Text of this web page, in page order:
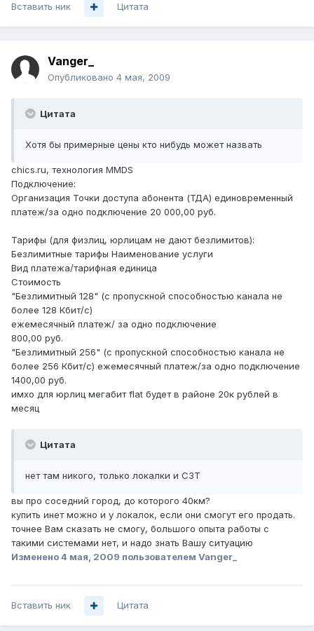
Вставить ник Цитата
Vanger_
Опубликовано 4 мая, 2009
Цитата
Хотя бы примерные цены кто нибудь может назвать
chics.ru, технология MMDS
Подключение:
Организация Точки доступа абонента (ТДА) единовременный
платеж/за одно подключение 20 000,00 руб.
Тарифы (для физлиц, юрлицам не дают безлимитов):
Безлимитные тарифы Наименование услуги
Вид платежа/тарифная единица
Стоимость
"Безлимитный 128" (с пропускной способностью канала не
более 128 Кбит/с)
ежемесячный платеж/ за одно подключение
800,00 руб.
"Безлимитный 256" (с пропускной способностью канала не
более 256 Кбит/с) ежемесячный платеж/за одно подключение
1400,00 руб.
имхо для юрлиц мегабит flat будет в районе 20к рублей в
месяц
Цитата
нет там никого, только локалки и СЗТ
вы про соседний город, до которого 40км?
купить инет можно и у локалок, если они смогут его продать.
точнее Вам сказать не смогу, большого опыта работы с
такими системами нет, и надо знать Вашу ситуацию
Изменено4 мая, 2009 пользователем Vanger_
Вставить ник Цитата